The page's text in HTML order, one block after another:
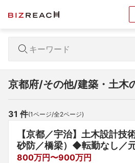
京都府/その他/建築・土木
31 件(1ページ/全2ページ)
【京都／宇治】土木設計技
砂防／橋梁）◆転勤なし／
5年の建設コンサルタント
800万円〜900万円